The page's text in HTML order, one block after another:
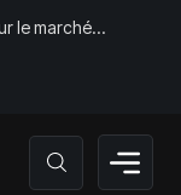
le marché